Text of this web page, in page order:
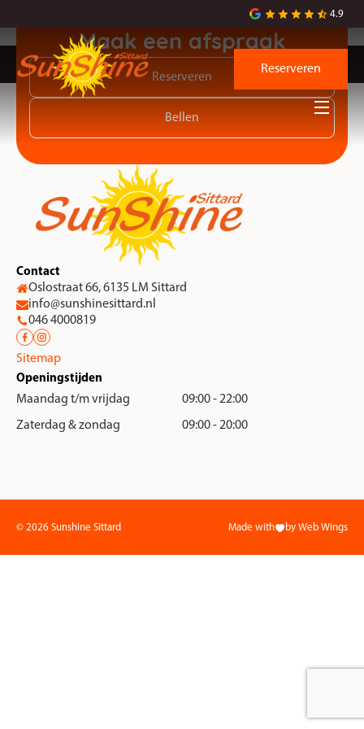
4.9
Reserveren
Superchill en goede zonnebanken. Vriendelijk . Zeker aan te raden!
Maak een afspraak
Reserveren
Bellen
Contact
Oslostraat 66, 6135 LM Sittard
info@sunshinesittard.nl
046 4000819
Sitemap
Openingstijden
Maandag t/m vrijdag
Zaterdag & zondag
09:00 - 22:00
09:00 - 20:00
© 2026 Sunshine Sittard Made with by Web Wings